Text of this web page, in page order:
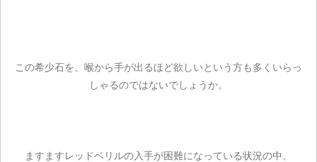
この希少石を、喉から手が出るほど欲しいという方も多くいらっ
しゃるのではないでしょうか。
ますますレッドベリルの入手が困難になっている状況の中、